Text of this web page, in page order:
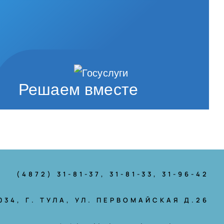
Решаем вместе
(4872) 31-81-37, 31-81-33, 31-96-42
Г. ТУЛА, УЛ. ПЕРВОМАЙСКАЯ Д.26